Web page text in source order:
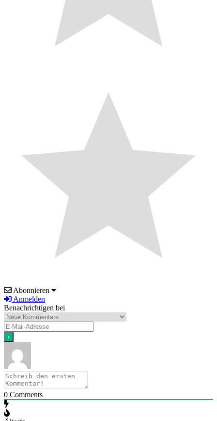
Abonnieren
Anmelden
Benachrichtigen bei
0 Comments